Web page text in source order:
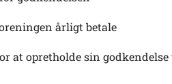
årligt betale
at opretholde sin